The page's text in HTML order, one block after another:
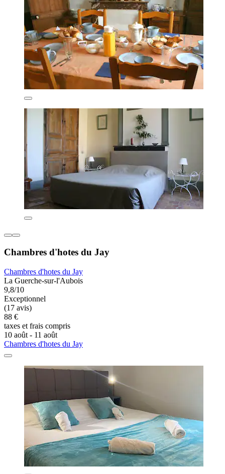
Chambres d'hotes du Jay
Chambres d'hotes du Jay
La Guerche-sur-l'Aubois
9,8/10
Exceptionnel
(17 avis)
88 €
taxes et frais compris
10 août - 11 août
Chambres d'hotes du Jay